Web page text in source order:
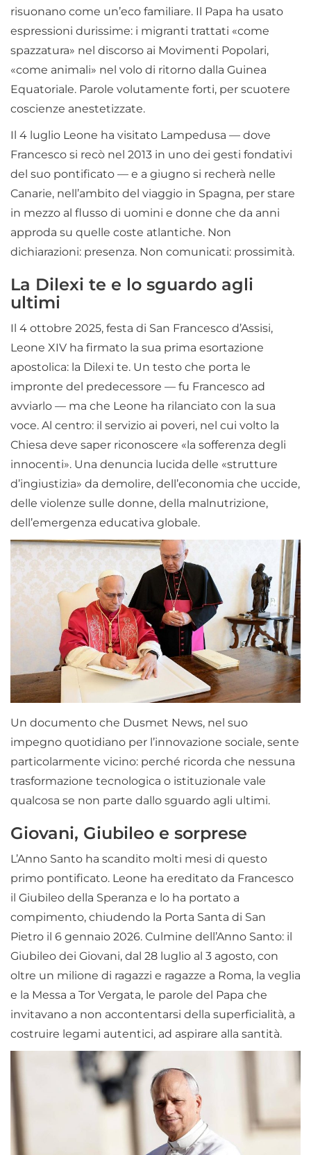
risuonano come un’eco familiare. Il Papa ha usato
espressioni durissime: i migranti trattati «come
spazzatura» nel discorso ai Movimenti Popolari,
«come animali» nel volo di ritorno dalla Guinea
Equatoriale. Parole volutamente forti, per scuotere
coscienze anestetizzate.
Il 4 luglio Leone ha visitato Lampedusa — dove
Francesco si recò nel 2013 in uno dei gesti fondativi
del suo pontificato — e a giugno si recherà nelle
Canarie, nell’ambito del viaggio in Spagna, per stare
in mezzo al flusso di uomini e donne che da anni
approda su quelle coste atlantiche. Non
dichiarazioni: presenza. Non comunicati: prossimità.
La Dilexi te e lo sguardo agli
ultimi
Il 4 ottobre 2025, festa di San Francesco d’Assisi,
Leone XIV ha firmato la sua prima esortazione
apostolica: la Dilexi te. Un testo che porta le
impronte del predecessore — fu Francesco ad
avviarlo — ma che Leone ha rilanciato con la sua
voce. Al centro: il servizio ai poveri, nel cui volto la
Chiesa deve saper riconoscere «la sofferenza degli
innocenti». Una denuncia lucida delle «strutture
d’ingiustizia» da demolire, dell’economia che uccide,
delle violenze sulle donne, della malnutrizione,
dell’emergenza educativa globale.
Un documento che Dusmet News, nel suo
impegno quotidiano per l’innovazione sociale, sente
particolarmente vicino: perché ricorda che nessuna
trasformazione tecnologica o istituzionale vale
qualcosa se non parte dallo sguardo agli ultimi.
Giovani, Giubileo e sorprese
L’Anno Santo ha scandito molti mesi di questo
primo pontificato. Leone ha ereditato da Francesco
il Giubileo della Speranza e lo ha portato a
compimento, chiudendo la Porta Santa di San
Pietro il 6 gennaio 2026. Culmine dell’Anno Santo: il
Giubileo dei Giovani, dal 28 luglio al 3 agosto, con
oltre un milione di ragazzi e ragazze a Roma, la veglia
e la Messa a Tor Vergata, le parole del Papa che
invitavano a non accontentarsi della superficialità, a
costruire legami autentici, ad aspirare alla santità.